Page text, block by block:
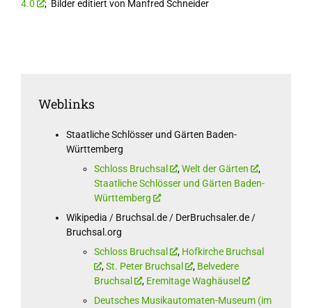
4.0
; Bilder editiert von Manfred Schneider
Weblinks
Staatliche Schlösser und Gärten Baden-
Württemberg
Schloss Bruchsal
,Welt der Gärten
,
Staatliche Schlösser und Gärten Baden-
Württemberg
Wikipedia / Bruchsal.de / DerBruchsaler.de /
Bruchsal.org
Schloss Bruchsal
, Hofkirche Bruchsal
,St. Peter Bruchsal , Belvedere
Bruchsal
, Eremitage Waghäusel
Deutsches Musikautomaten-Museum (im